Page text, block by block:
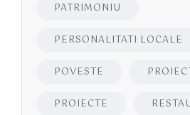
PATRIMONIU
PERSONALITATI LOCALE
POVESTE
PROIECTE